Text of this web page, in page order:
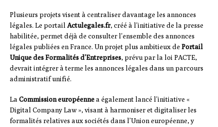
Plusieurs projets visent à centraliser davantage les annonces
légales. Le portail Actulegales.fr, créé à l’initiative de la presse
habilitée, permet déjà de consulter l’ensemble des annonces
légales publiées en France. Un projet plus ambitieux de Portail
Unique des Formalités d’Entreprises, prévu par la loi PACTE,
devrait intégrer à terme les annonces légales dans un parcours
administratif unifié.
La Commission européennea également lancé l’initiative «
Digital Company Law », visant à harmoniser et digitaliser les
formalités relatives aux sociétés dans l’Union européenne, y